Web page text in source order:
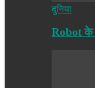
दुनिया
Robot के